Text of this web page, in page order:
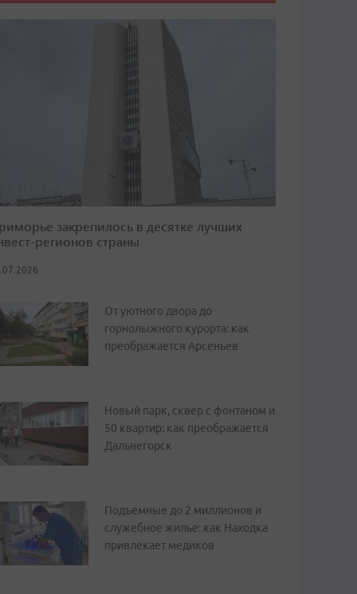
закрепилось в десятке лучших
регионов страны
От уютного двора до
горнолыжного курорта: как
преображается Арсеньев
Новый парк, сквер с фонтаном и
50 квартир: как преображается
Дальнегорск
Подъемные до 2 миллионов и
служебное жилье: как Находка
привлекает медиков